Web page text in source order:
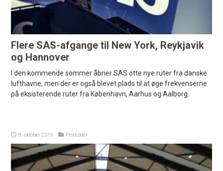
Flere SAS-afgange til New York, Reykjavik
og Hannover
I den kommende sommer åbner SAS otte nye ruter fra danske
lufthavne, men der er også blevet plads til at øge frekvenserne
på eksisterende ruter fra København, Aarhus og Aalborg.
8. oktober 2019 Produkter